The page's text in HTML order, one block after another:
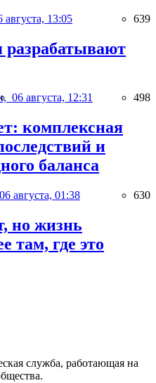
августа, 13:05 639
06 августа, 12:31 498
комплексная
и
баланса
06 августа, 01:38 630
но жизнь
там, где это
служба, работающая на